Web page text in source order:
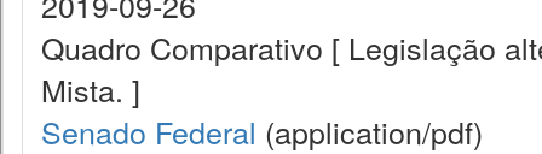
Quadro Comparativo [ Legislação
Mista. ]
Senado Federal (application/pdf)